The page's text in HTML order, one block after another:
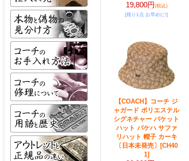
19,800円(税込)
[残り1点 お早めに!]
【COACH】コーチ ジ
ャガード ポリエステル
シグネチャー バケット
ハット バケハ サファ
リハット 帽子 カーキ
〔日本未発売〕 [CH40
1]